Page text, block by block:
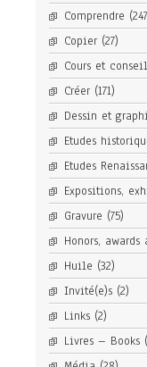
Comprendre
Copier (27)
Cours et
Créer (171)
Dessin et
Etudes
Etudes
Expositions,
Gravure (75)
Honors, awards
Huile (32)
Invité(e)s (2)
Links (2)
Livres – Books